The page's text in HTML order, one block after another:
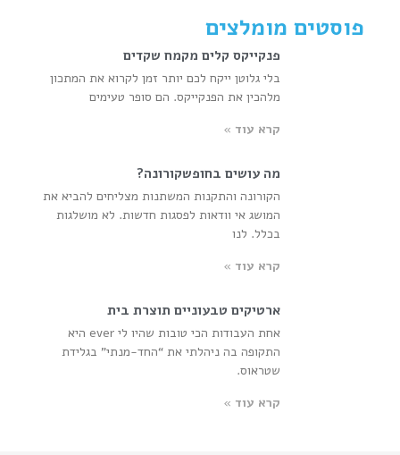
פוסטים מומלצים
פנקייקס קלים מקמח שקדים
בלי גלוטן ייקח לכם יותר זמן לקרוא את המתכון
מלהכין את הפנקייקס. הם סופר טעימים
קרא עוד »
מה עושים בחופשקורונה?
הקורונה והתקנות המשתנות מצליחים להביא את
המושג אי וודאות לפסגות חדשות. לא מושלגות
בכלל. לנו
קרא עוד »
ארטיקים טבעוניים תוצרת בית
אחת העבודות הכי טובות שהיו לי ever היא
התקופה בה ניהלתי את “החד-מנתי” בגלידת
שטראוס.
קרא עוד »